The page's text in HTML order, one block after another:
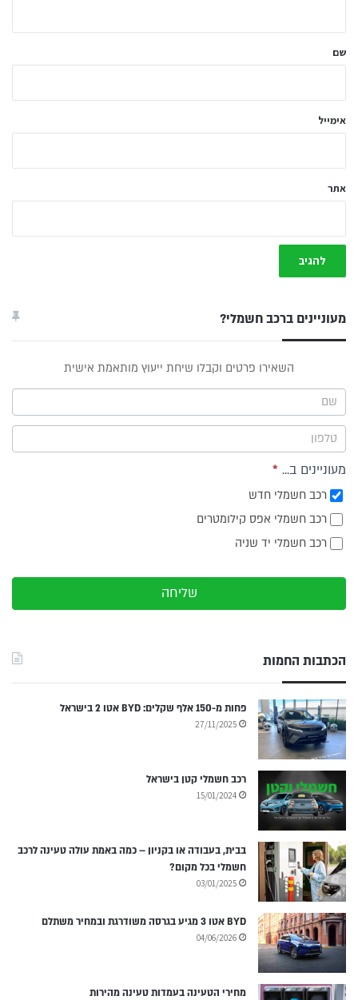
ל
שם
אימייל
אתר
מעוניינים ברכב חשמלי?
תפריט
צד
השאירו פרטים וקבלו שיחת ייעוץ מותאמת אישית
מעוניינים ב... *
רכב חשמלי חדש
רכב חשמלי אפס קילומטרים
רכב חשמלי יד שניה
שליחה
הכתבות החמות
פחות מ-150 אלף שקלים: BYD אטו 2 בישראל
27/11/2025
רכב חשמלי קטן בישראל
15/01/2024
בבית, בעבודה או בקניון – כמה באמת עולה טעינה לרכב
חשמלי בכל מקום?
03/01/2025
BYD אטו 3 מגיע בגרסה משודרגת ובמחיר משתלם
04/06/2026
מחירי הטעינה בעמדות טעינה מהירות